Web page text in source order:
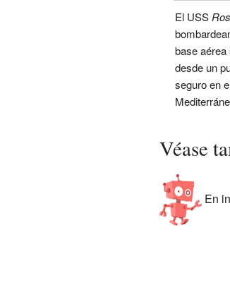
El USS
base aérea
desde un
seguro en
Véase
En